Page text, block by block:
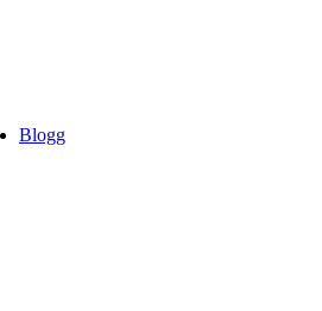
Blogg